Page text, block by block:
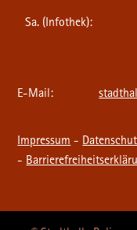
Sa. (Infothek):
E-Mail:
Impressum -
-